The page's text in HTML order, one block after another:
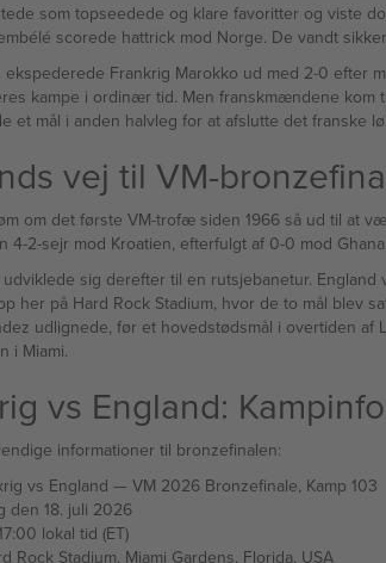
som topseedede og klare favoritter og viste
scorede hattrick mod Norge. De vandt
ekspederede Frankrig Marokko ud med 2-0 efter
kampe i ordinær tid. Men franskmændene kom
et mål i anden halvleg for at afslutte det franske
vej til VM-
om det første VM-trofæ siden 1966 så ud til at
4-2-sejr mod Kroatien, efterfulgt af 0-0 mod
sig derefter til en rutsjebanetur.
her på Hard Rock Stadium, hvor de to mål blev
udlignede, før et hovedstødsmål i overtiden
i Miami.
vs England:
informationer til bronzefinalen:
Frankrig vs England — VM 2026 Bronzefinale, Kamp 103
den 18. juli 2026
17:00 lokal tid (ET)
Rock Stadium, Miami Gardens, Florida, USA